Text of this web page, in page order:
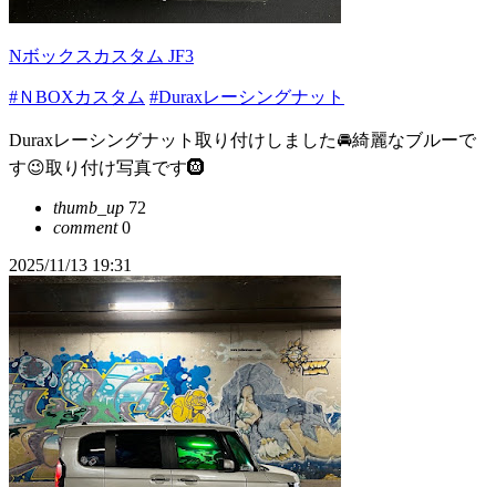
Nボックスカスタム JF3
#ＮBOXカスタム #Duraxレーシングナット
Duraxレーシングナット取り付けしました🚘綺麗なブルーで
す😉取り付け写真です🛞
thumb_up 72
comment0
2025/11/13 19:31